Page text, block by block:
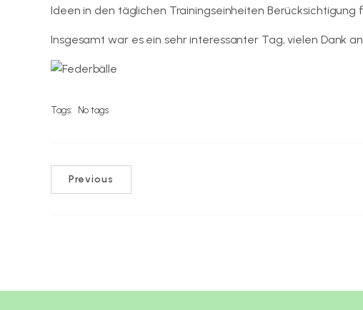
Ideen in den täglichen Trainingseinheiten
Insgesamt war es ein sehr interessanter Tag, vielen Dank
Tags: No tags
Previous